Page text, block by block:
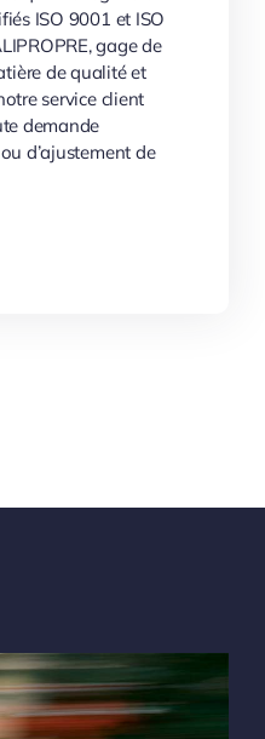
ISO 9001 et ISO
gage de
de qualité et
service client
demande
d’ajustement de